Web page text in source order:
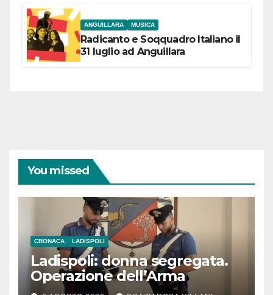
ANGUILLARA MUSICA
Radicanto e Soqquadro Italiano il
31 luglio ad Anguillara
You missed
CRONACA LADISPOLI
Ladispoli: donna segregata.
Operazione dell’Arma